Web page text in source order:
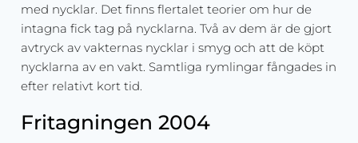
med nycklar. Det finns flertalet teorier om hur de
intagna fick tag på nycklarna. Två av dem är de gjort
avtryck av vakternas nycklar i smyg och att de köpt
nycklarna av en vakt. Samtliga rymlingar fångades in
efter relativt kort tid.
Fritagningen 2004